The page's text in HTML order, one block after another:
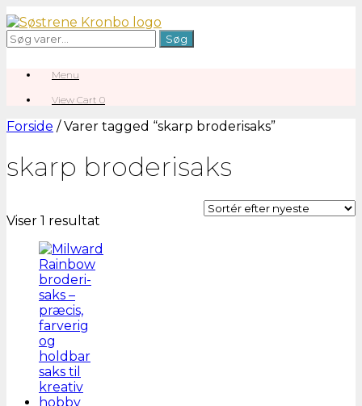
Gå
til
indhold
Søg
efter:
Søg
Menu
View
cart
View Cart 0
Forside / Varer tagged “skarp broderisaks”
skarp broderisaks
Viser 1 resultat